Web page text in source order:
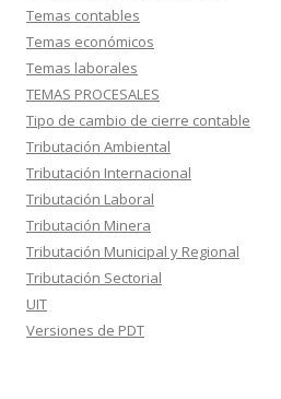
Temas contables
Temas económicos
Temas laborales
TEMAS PROCESALES
Tipo de cambio de cierre contable
Tributación Ambiental
Tributación Internacional
Tributación Laboral
Tributación Minera
Tributación Municipal y Regional
Tributación Sectorial
UIT
Versiones de PDT